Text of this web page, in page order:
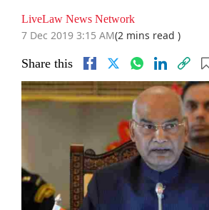
LiveLaw News Network
7 Dec 2019 3:15 AM(2 mins read )
Share this